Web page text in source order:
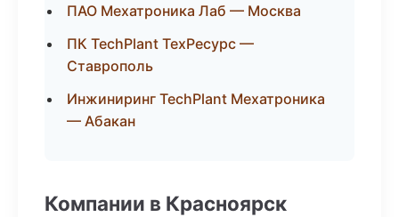
ПАО Мехатроника Лаб — Москва
ПК TechPlant ТехРесурс —
Ставрополь
Инжиниринг TechPlant Мехатроника
— Абакан
Компании в Красноярск